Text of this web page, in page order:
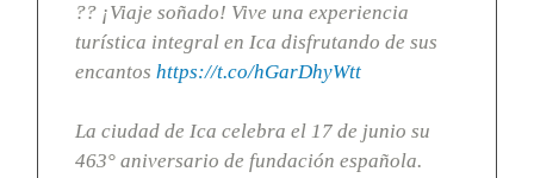
?? ¡Viaje soñado! Vive una experiencia
turística integral en Ica disfrutando de sus
encantos https://t.co/hGarDhyWtt
La ciudad de Ica celebra el 17 de junio su
463° aniversario de fundación española.